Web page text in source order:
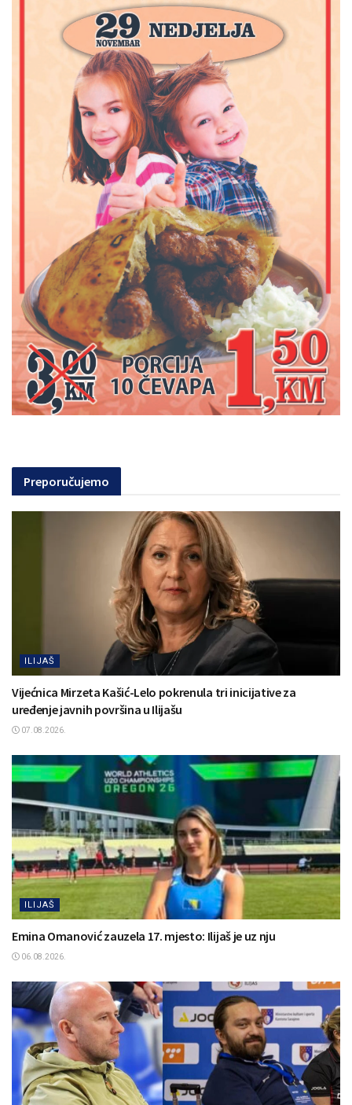
Preporučujemo
ILIJAŠ
Vijećnica Mirzeta Kašić-Lelo pokrenula tri inicijative za
uređenje javnih površina u Ilijašu
07.08.2026.
ILIJAŠ
Emina Omanović zauzela 17. mjesto: Ilijaš je uz nju
06.08.2026.